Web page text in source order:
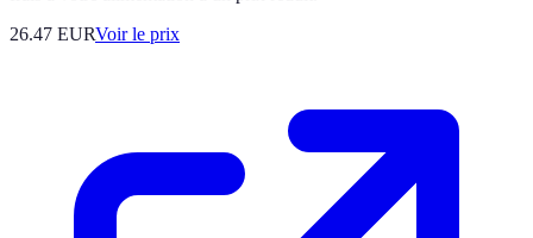
26.47 EURVoir le prix